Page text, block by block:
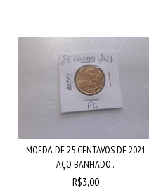
MOEDA DE 25 CENTAVOS DE 2021
AÇO BANHADO...
R$3,00